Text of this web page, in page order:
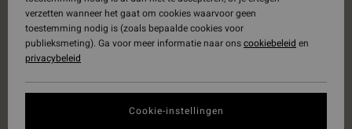
verzetten wanneer het gaat om cookies waarvoor geen
toestemming nodig is (zoals bepaalde cookies voor
publieksmeting). Ga voor meer informatie naar onscookiebeleid en
privacybeleid
Cookie-instellingen